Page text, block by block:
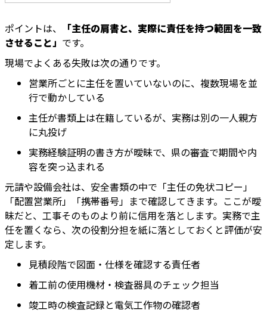
ポイントは、
「主任の肩書と、実際に責任を持つ範囲を一致
させること」 です。
現場でよくある失敗は次の通りです。
営業所ごとに主任を置いていないのに、複数現場を並
行で動かしている
主任が書類上は在籍しているが、実務は別の一人親方
に丸投げ
実務経験証明の書き方が曖昧で、県の審査で期間や内
容を突っ込まれる
元請や設備会社は、安全書類の中で「主任の免状コピー」
「配置営業所」「携帯番号」まで確認してきます。ここが曖
昧だと、工事そのものより前に信用を落とします。実務で主
任を置くなら、次の役割分担を紙に落としておくと評価が安
定します。
見積段階で図面・仕様を確認する責任者
着工前の使用機材・検査器具のチェック担当
竣工時の検査記録と電気工作物の確認者